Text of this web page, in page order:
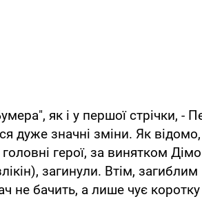
як і у першої стрічки, -
дуже значні зміни. Як
герої, за винятком
загинули. Втім,
не бачить, а лише чує